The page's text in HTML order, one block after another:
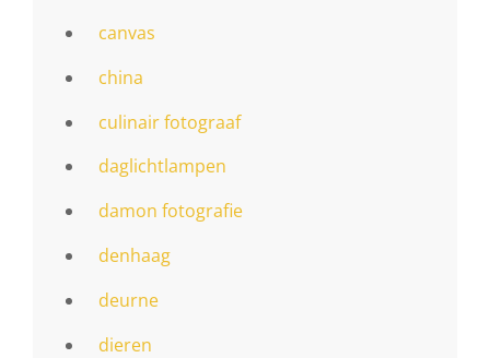
canvas
china
culinair fotograaf
daglichtlampen
damon fotografie
denhaag
deurne
dieren